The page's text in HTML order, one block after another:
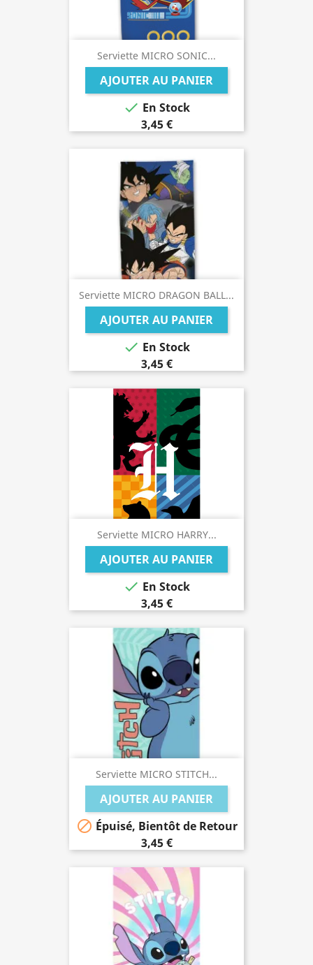
Serviette MICRO SONIC...
AJOUTER AU PANIER
 En Stock
3,45 €
Serviette MICRO DRAGON BALL...
AJOUTER AU PANIER
 En Stock
3,45 €
Serviette MICRO HARRY...
AJOUTER AU PANIER
 En Stock
3,45 €
Serviette MICRO STITCH...
AJOUTER AU PANIER
 Épuisé, Bientôt de Retour
3,45 €